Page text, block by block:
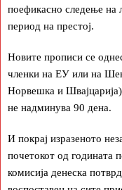
поефикасно следење на
период на престој.
Новите прописи се
членки на ЕУ или на
Норвешка и
не надминува 90 дена.
И покрај изразеното
почетокот од годината
комисија денеска